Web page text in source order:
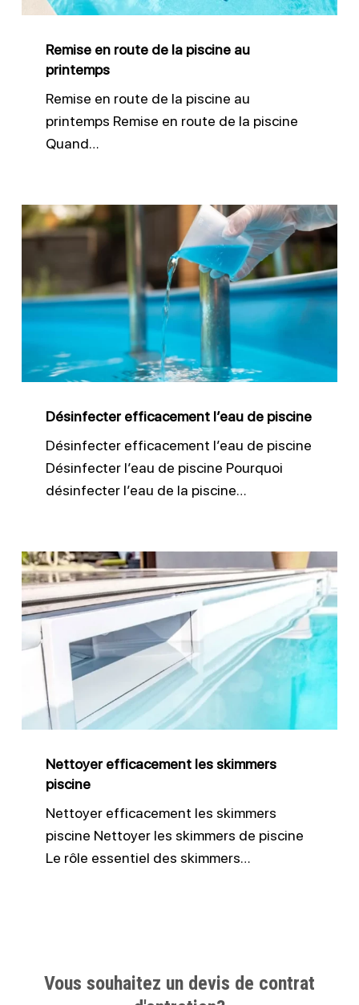
Remise en route de la piscine au
printemps
Remise en route de la piscine au
printemps Remise en route de la piscine
Quand…
Désinfecter
efficacement
l’eau
de
piscine
Désinfecter efficacement l’eau de piscine
Désinfecter efficacement l’eau de piscine
Désinfecter l’eau de piscine Pourquoi
désinfecter l’eau de la piscine…
Nettoyer
efficacement
les
skimmers
piscine
Nettoyer efficacement les skimmers
piscine
Nettoyer efficacement les skimmers
piscine Nettoyer les skimmers de piscine
Le rôle essentiel des skimmers…
Vous souhaitez un devis de contrat